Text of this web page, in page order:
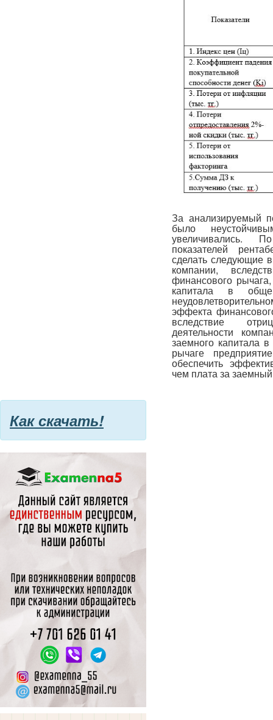
За анализируемый
было
увеличивались.
показателей
сделать следующие
компании,
финансового
капитала в
эффекта
вследствие
деятельности
заемного капитала
рычаге
обеспечить
чем плата за
Как скачать!